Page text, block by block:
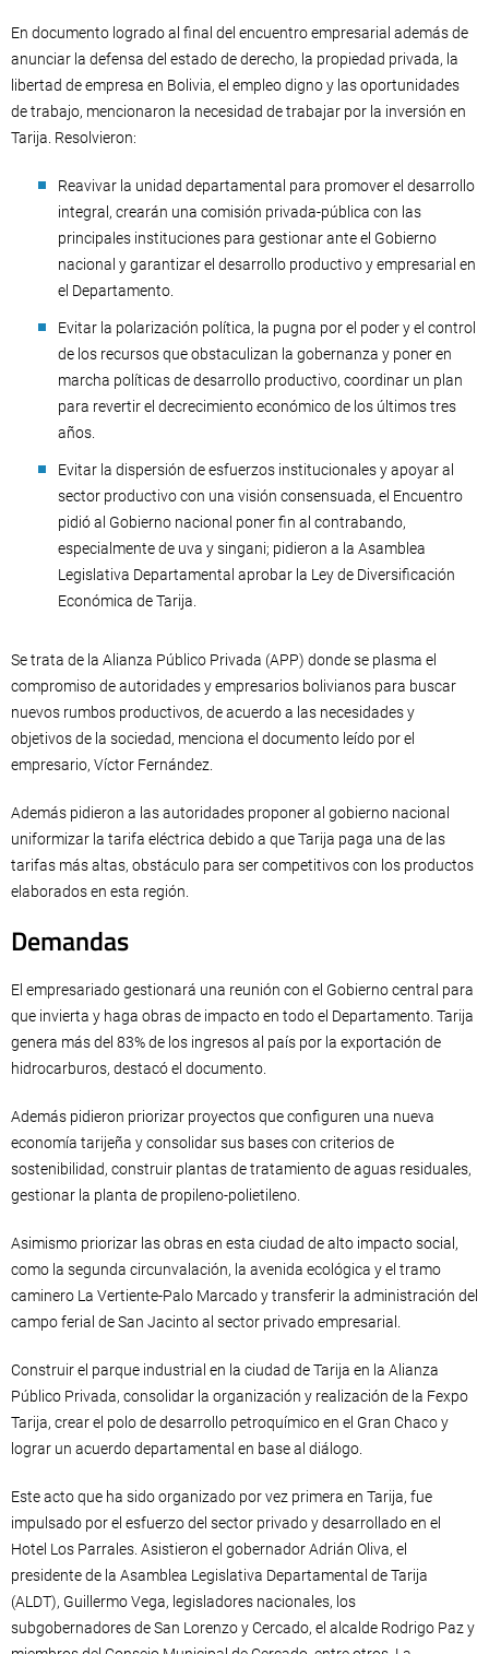
En documento logrado al final del encuentro empresarial además de
anunciar la defensa del estado de derecho, la propiedad privada, la
libertad de empresa en Bolivia, el empleo digno y las oportunidades
de trabajo, mencionaron la necesidad de trabajar por la inversión en
Tarija. Resolvieron:
Reavivar la unidad departamental para promover el desarrollo
integral, crearán una comisión privada-pública con las
principales instituciones para gestionar ante el Gobierno
nacional y garantizar el desarrollo productivo y empresarial en
el Departamento.
Evitar la polarización política, la pugna por el poder y el control
de los recursos que obstaculizan la gobernanza y poner en
marcha políticas de desarrollo productivo, coordinar un plan
para revertir el decrecimiento económico de los últimos tres
años.
Evitar la dispersión de esfuerzos institucionales y apoyar al
sector productivo con una visión consensuada, el Encuentro
pidió al Gobierno nacional poner fin al contrabando,
especialmente de uva y singani; pidieron a la Asamblea
Legislativa Departamental aprobar la Ley de Diversificación
Económica de Tarija.
Se trata de la Alianza Público Privada (APP) donde se plasma el
compromiso de autoridades y empresarios bolivianos para buscar
nuevos rumbos productivos, de acuerdo a las necesidades y
objetivos de la sociedad, menciona el documento leído por el
empresario, Víctor Fernández.
Además pidieron a las autoridades proponer al gobierno nacional
uniformizar la tarifa eléctrica debido a que Tarija paga una de las
tarifas más altas, obstáculo para ser competitivos con los productos
elaborados en esta región.
Demandas
El empresariado gestionará una reunión con el Gobierno central para
que invierta y haga obras de impacto en todo el Departamento. Tarija
genera más del 83% de los ingresos al país por la exportación de
hidrocarburos, destacó el documento.
Además pidieron priorizar proyectos que configuren una nueva
economía tarijeña y consolidar sus bases con criterios de
sostenibilidad, construir plantas de tratamiento de aguas residuales,
gestionar la planta de propileno-polietileno.
Asimismo priorizar las obras en esta ciudad de alto impacto social,
como la segunda circunvalación, la avenida ecológica y el tramo
caminero La Vertiente-Palo Marcado y transferir la administración del
campo ferial de San Jacinto al sector privado empresarial.
Construir el parque industrial en la ciudad de Tarija en la Alianza
Público Privada, consolidar la organización y realización de la Fexpo
Tarija, crear el polo de desarrollo petroquímico en el Gran Chaco y
lograr un acuerdo departamental en base al diálogo.
Este acto que ha sido organizado por vez primera en Tarija, fue
impulsado por el esfuerzo del sector privado y desarrollado en el
Hotel Los Parrales. Asistieron el gobernador Adrián Oliva, el
presidente de la Asamblea Legislativa Departamental de Tarija
(ALDT), Guillermo Vega, legisladores nacionales, los
subgobernadores de San Lorenzo y Cercado, el alcalde Rodrigo Paz y